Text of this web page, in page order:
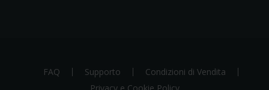
FAQ Supporto
Condizioni di Vendita